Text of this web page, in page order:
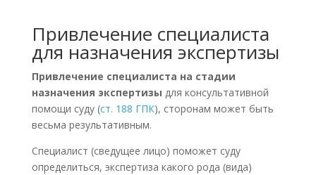
Привлечение специалиста
для назначения экспертизы
Привлечение специалиста на стадии
назначения экспертизы для консультативной
помощи суду (ст. 188 ГПК), сторонам может быть
весьма результативным.
Специалист (сведущее лицо) поможет суду
определиться, экспертиза какого рода (вида)